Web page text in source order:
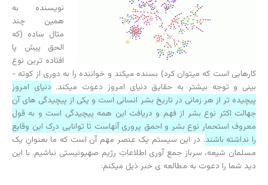
نویسنده به
همین چند
مثال ساده (که
الحق پیش­ پا
افتاده ­ترین نوع
کارهایی است که می­توان کرد) بسنده می­کند و خواننده را به دوری از کوته ­
بینی و توجه بیشتر به حقایق دنیای امروز دعوت می­کند. دنیای امروز
پیچیده ­تر از هر زمانی در تاریخ بشر انسانی است و یکی از پیچیدگی ­های آن
جهالت اکثر نوع بشر از فهم و دریافت این همه پیچیدگی است و به قول
معروف استحمار نوع بشر و احمق پروری آنهاست تا توانایی درک این وقایع
را نداشته باشند. در این سیستم یک عنصر مهم آن است که ما بعنوانِ یک
مسلمان شیعه، سرباز جمع ­آوری اطلاعاتِ رژیم صهیونیستی نباشیم. با این
دید شما را دعوت به مطالعه­ ی خبر ذیل می­کنم: